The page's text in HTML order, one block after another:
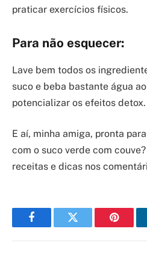
praticar exercícios físicos.
Para não esquecer:
Lave bem todos os
suco e beba bastante água
potencializar os efeitos detox.
E aí, minha amiga, pronta
com o suco verde com
receitas e dicas nos
FacebookTwitter